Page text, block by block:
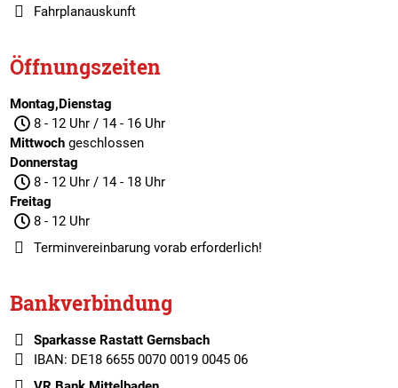
Fahrplanauskunft
Öffnungszeiten
Montag,Dienstag
8 - 12 Uhr / 14 - 16 Uhr
Mittwochgeschlossen
Donnerstag
8 - 12 Uhr / 14 - 18 Uhr
Freitag
8 - 12 Uhr
Terminvereinbarungvorab erforderlich!
Bankverbindung
Sparkasse Rastatt Gernsbach
IBAN: DE18 6655 0070 0019 0045 06